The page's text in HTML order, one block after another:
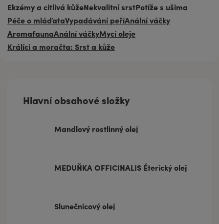
Ekzémy a citlivá kůžeNekvalitní srstPotíže s ušima
Péče o mláďataVypadávání peříAnální váčky
AromafaunaAnální váčkyMycí oleje
Králíci a moračta: Srst a kůže
Hlavní obsahové složky
Mandlový rostlinný olej
MEDUŇKA OFFICINALIS Éterický olej
Slunečnicový olej